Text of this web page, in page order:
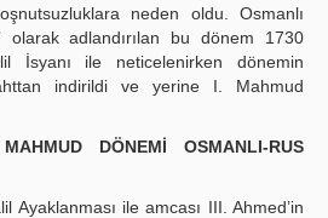
neden oldu. Osmanlı
olarak adlandırılan bu dönem 1730
İsyanı ile neticelenirken dönemin
indirildi ve yerine I. Mahmud
DÖNEMİ OSMANLI-RUS
Ayaklanması ile amcası III. Ahmed’in